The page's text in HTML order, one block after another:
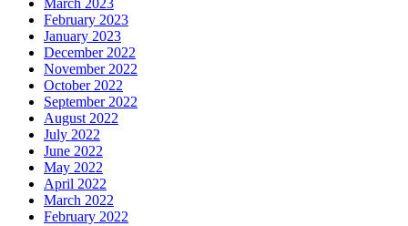
February 2023
January 2023
December 2022
November 2022
October 2022
September 2022
August 2022
July 2022
June 2022
May 2022
April 2022
March 2022
February 2022